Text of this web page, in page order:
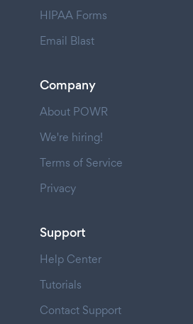
HIPAA Forms
Email Blast
Company
About POWR
We're hiring!
Terms of Service
Privacy
Support
Help Center
Tutorials
Contact Support